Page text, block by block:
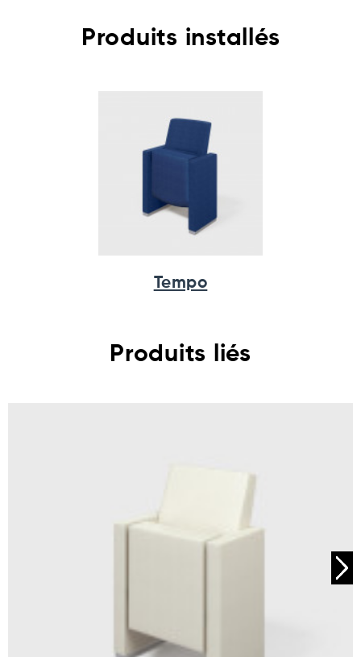
Produits installés
Tempo
Produits liés